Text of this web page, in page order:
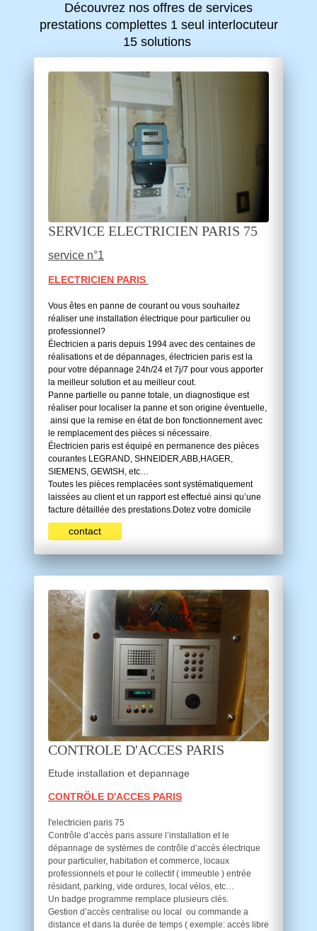
Découvrez nos offres de services
prestations complettes 1 seul interlocuteur
15 solutions
SERVICE ELECTRICIEN PARIS 75
service n°1
ELECTRICIEN PARIS
Vous êtes en panne de courant ou vous souhaitez
réaliser une installation électrique pour particulier ou
professionnel?
Électricien a paris depuis 1994 avec des centaines de
réalisations et de dépannages, électricien paris est la
pour votre dépannage 24h/24 et 7j/7 pour vous apporter
la meilleur solution et au meilleur cout.
Panne partielle ou panne totale, un diagnostique est
réaliser pour localiser la panne et son origine éventuelle,
ainsi que la remise en état de bon fonctionnement avec
le remplacement des pièces si nécessaire.
Électricien paris est équipé en permanence des pièces
courantes LEGRAND, SHNEIDER,ABB,HAGER,
SIEMENS, GEWISH, etc…
Toutes les pièces remplacées sont systématiquement
laissées au client et un rapport est effectué ainsi qu’une
facture détaillée des prestations.Dotez votre domicile
contact
CONTROLE D'ACCES PARIS
Etude installation et depannage
CONTRÖLE D'ACCES PARIS
l'electricien paris 75
Contrôle d’accès paris assure l’installation et le
dépannage de systèmes de contrôle d’accès électrique
pour particulier, habitation et commerce, locaux
professionnels et pour le collectif ( immeuble ) entrée
résidant, parking, vide ordures, local vélos, etc…
Un badge programme remplace plusieurs clés.
Gestion d’accès centralise ou local ou commande a
distance et dans la durée de temps ( exemple: accès libre